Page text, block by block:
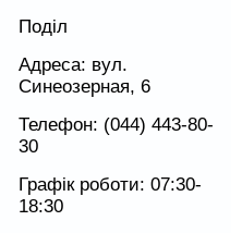
Поділ
Адреса: вул.
Синеозерная, 6
Телефон: (044) 443-80-
30
Графік роботи: 07:30-
18:30